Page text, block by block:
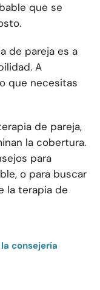
que se
de pareja es a
A
que necesitas
de pareja,
la cobertura.
para
o para buscar
la terapia de
consejería